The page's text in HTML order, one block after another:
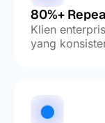
80%+
Klien
yang